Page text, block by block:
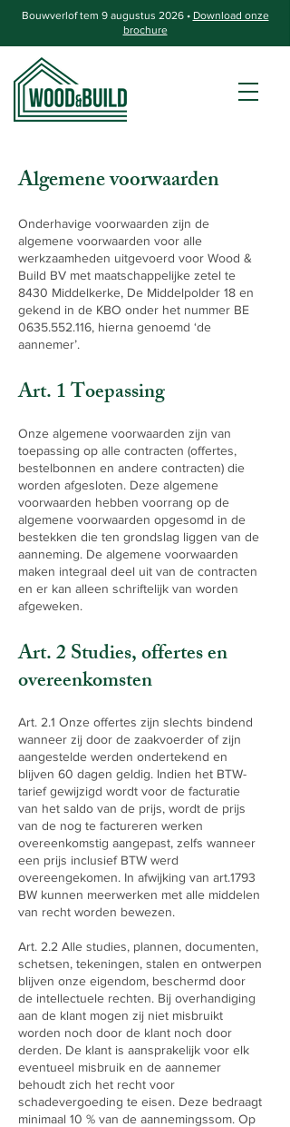
Bouwverlof tem 9 augustus 2026 • Download onze
brochure
Algemene voorwaarden
Onderhavige voorwaarden zijn de
algemene voorwaarden voor alle
werkzaamheden uitgevoerd voor Wood &
Build BV met maatschappelijke zetel te
8430 Middelkerke, De Middelpolder 18 en
gekend in de KBO onder het nummer BE
0635.552.116, hierna genoemd ‘de
aannemer’.
Art. 1 Toepassing
Onze algemene voorwaarden zijn van
toepassing op alle contracten (offertes,
bestelbonnen en andere contracten) die
worden afgesloten. Deze algemene
voorwaarden hebben voorrang op de
algemene voorwaarden opgesomd in de
bestekken die ten grondslag liggen van de
aanneming. De algemene voorwaarden
maken integraal deel uit van de contracten
en er kan alleen schriftelijk van worden
afgeweken.
Art. 2 Studies, offertes en
overeenkomsten
Art. 2.1 Onze offertes zijn slechts bindend
wanneer zij door de zaakvoerder of zijn
aangestelde werden ondertekend en
blijven 60 dagen geldig. Indien het BTW-
tarief gewijzigd wordt voor de facturatie
van het saldo van de prijs, wordt de prijs
van de nog te factureren werken
overeenkomstig aangepast, zelfs wanneer
een prijs inclusief BTW werd
overeengekomen. In afwijking van art.1793
BW kunnen meerwerken met alle middelen
van recht worden bewezen.
Art. 2.2 Alle studies, plannen, documenten,
schetsen, tekeningen, stalen en ontwerpen
blijven onze eigendom, beschermd door
de intellectuele rechten. Bij overhandiging
aan de klant mogen zij niet misbruikt
worden noch door de klant noch door
derden. De klant is aansprakelijk voor elk
eventueel misbruik en de aannemer
behoudt zich het recht voor
schadevergoeding te eisen. Deze bedraagt
minimaal 10 % van de aannemingssom. Op